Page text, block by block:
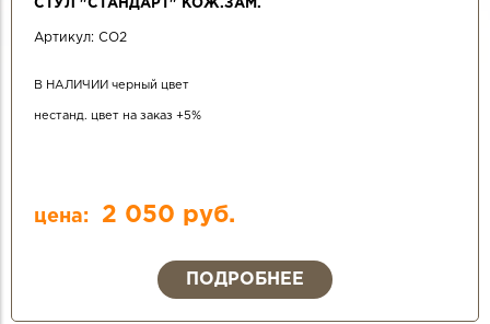
СТУЛ "СТАНДАРТ" КОЖ.ЗАМ.
Артикул: СО2
В НАЛИЧИИ черный цвет
нестанд. цвет на заказ +5%
цена: 2 050 руб.
ПОДРОБНЕЕ